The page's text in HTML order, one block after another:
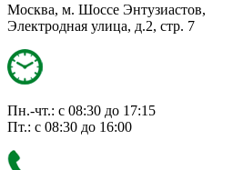
Москва, м. Шоссе Энтузиастов,
Электродная улица, д.2, стр. 7
Пн.-чт.: с 08:30 до 17:15
Пт.: с 08:30 до 16:00